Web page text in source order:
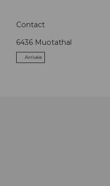
Contact
6436 Muotathal
Arrivée